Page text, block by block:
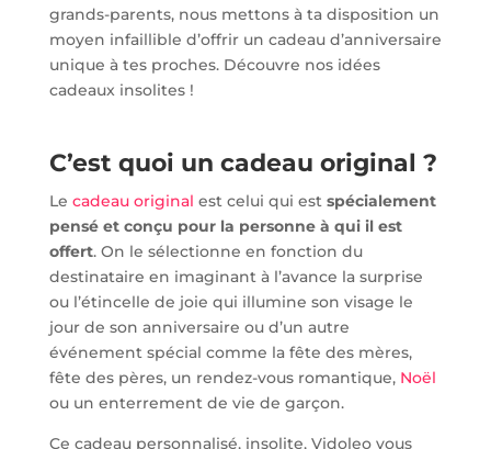
grands-parents, nous mettons à ta disposition un
moyen infaillible d’offrir un cadeau d’anniversaire
unique à tes proches. Découvre nos idées
cadeaux insolites !
C’est quoi un cadeau original ?
Le cadeau original est celui qui est spécialement
pensé et conçu pour la personne à qui il est
offert. On le sélectionne en fonction du
destinataire en imaginant à l’avance la surprise
ou l’étincelle de joie qui illumine son visage le
jour de son anniversaire ou d’un autre
événement spécial comme la fête des mères,
fête des pères, un rendez-vous romantique, Noël
ou un enterrement de vie de garçon.
Ce cadeau personnalisé, insolite, Vidoleo vous